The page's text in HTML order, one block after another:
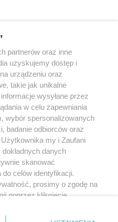
nie może być powielany i
w jakikolwiek sposób (w
na jakimkolwiek polu
z umieszczaniem w Internecie
Jakiekolwiek użycie lub
w części z naruszeniem prawa, tzn.
pod groźbą kary i może być ścigane
prawne
partnerów oraz inne
uzyskujemy dostęp i
urządzeniu oraz
takie jak unikalne
wysyłane przez
w celu zapewniania
wybór spersonalizowanych
badanie odbiorców oraz
Użytkownika my i Zaufani
danych
skanować
celów identyfikacji.
prosimy o zgodę na
poprzez kliknięcie
ustawień prywatności